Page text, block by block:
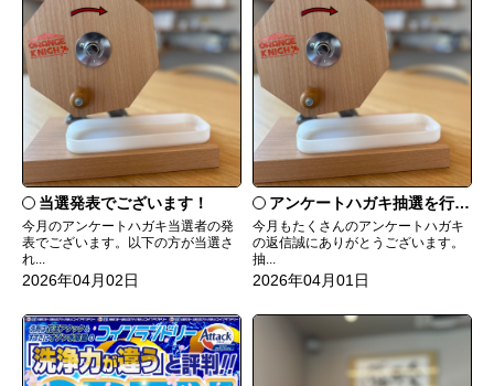
当選発表でございます！
今月のアンケートハガキ当選者の発
表でございます。以下の方が当選さ
れ...
2026年04月02日
アンケートハガキ抽選を行います！
今月もたくさんのアンケートハガキ
の返信誠にありがとうございます。
抽...
2026年04月01日